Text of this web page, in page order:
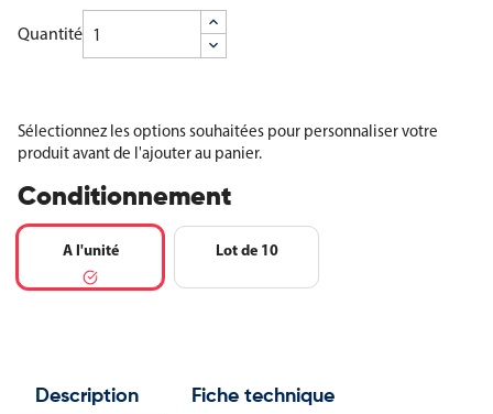
Quantité
Sélectionnez les options souhaitées pour personnaliser votre
produit avant de l'ajouter au panier.
Conditionnement
A l'unité Lot de 10
Description Fiche technique